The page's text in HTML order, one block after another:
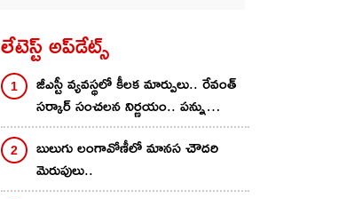
లేటెస్ట్ అప్‌డేట్స్
జీఎస్టీ వ్యవస్థలో కీలక మార్పులు.. రేవంత్
సర్కార్ సంచలన నిర్ణయం.. పన్ను
ఎగవేతదారులకు చెక్
బులుగు లంగావోణీలో మానస చౌదరి
మెరుపులు..